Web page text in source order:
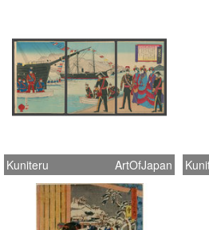
Kuniteru ArtOfJapan